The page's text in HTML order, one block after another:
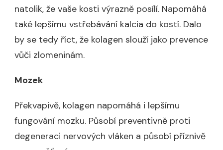
natolik, že vaše kosti výrazně posílí. Napomáhá
také lepšímu vstřebávání kalcia do kostí. Dalo
by se tedy říct, že kolagen slouží jako prevence
vůči zlomeninám.
Mozek
Překvapivě, kolagen napomáhá i lepšímu
fungování mozku. Působí preventivně proti
degeneraci nervových vláken a působí příznivě